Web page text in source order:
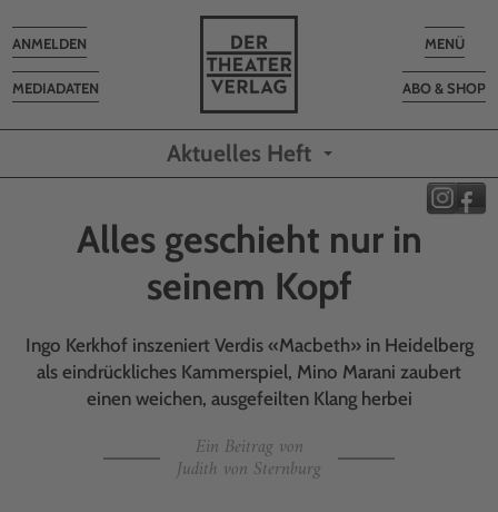
Toggle
MENÜ
ABO & SHOP
MEDIADATEN
Toggle
navigation
ANMELDEN
Aktuelles Heft
Alles geschieht nur in
seinem Kopf
Ingo Kerkhof inszeniert Verdis «Macbeth» in Heidelberg
als eindrückliches Kammerspiel, Mino Marani zaubert
einen weichen, ausgefeilten Klang herbei
Ein Beitrag von
Judith von Sternburg